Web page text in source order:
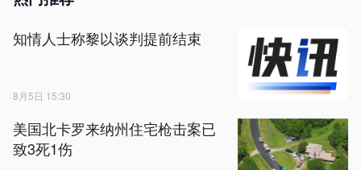
知情人士称黎以谈判提前结束
8月5日 15:30
美国北卡罗来纳州住宅枪击案已
致3死1伤